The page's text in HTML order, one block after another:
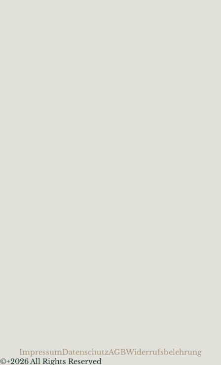
ImpressumDatenschutzAGBWiderrufsbelehrung
©+2026 All Rights Reserved